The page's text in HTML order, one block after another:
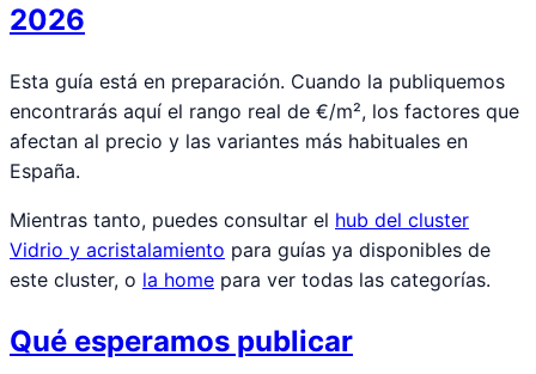
2026
Esta guía está en preparación. Cuando la publiquemos
encontrarás aquí el rango real de €/m², los factores que
afectan al precio y las variantes más habituales en
España.
Mientras tanto, puedes consultar el hub del cluster
Vidrio y acristalamiento para guías ya disponibles de
este cluster, o la home para ver todas las categorías.
Qué esperamos publicar